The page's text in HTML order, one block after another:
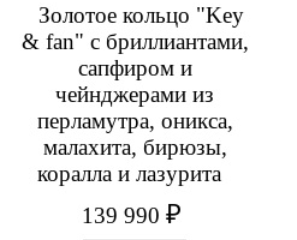
Золотое кольцо "Key
& fan" с бриллиантами,
сапфиром и
чейнджерами из
перламутра, оникса,
малахита, бирюзы,
коралла и лазурита
139 990₽